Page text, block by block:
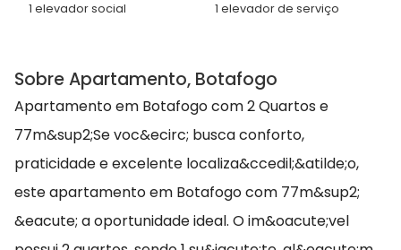
1 elevador social 1 elevador de serviço
Sobre Apartamento, Botafogo
Apartamento em Botafogo com 2 Quartos e
77m&sup2;Se voc&ecirc; busca conforto,
praticidade e excelente localiza&ccedil;&atilde;o,
este apartamento em Botafogo com 77m&sup2;
&eacute; a oportunidade ideal. O im&oacute;vel